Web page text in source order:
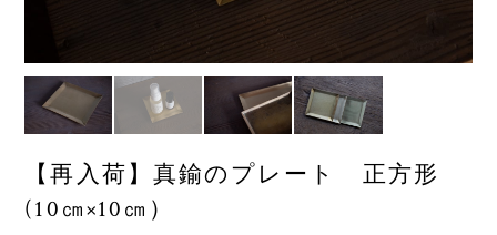
【再入荷】真鍮のプレート 正方形
(10㎝×10㎝）